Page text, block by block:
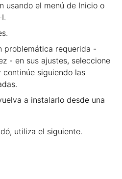
usando el menú de Inicio o
problemática requerida -
- en sus ajustes, seleccione
continúe siguiendo las
a instalarlo desde una
utiliza el siguiente.